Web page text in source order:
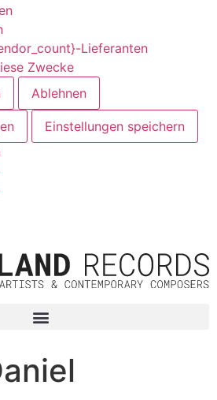
Lieferanten
Zwecke
Ablehnen
Einstellungen speichern